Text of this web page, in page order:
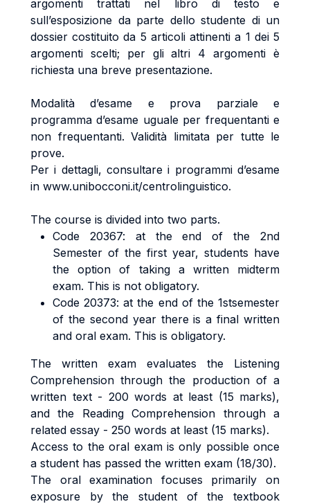
argomenti trattati nel libro di testo e
sull’esposizione da parte dello studente di un
dossier costituito da 5 articoli attinenti a 1 dei 5
argomenti scelti; per gli altri 4 argomenti è
richiesta una breve presentazione.
Modalità d’esame e prova parziale e
programma d’esame uguale per frequentanti e
non frequentanti. Validità limitata per tutte le
prove.
Per i dettagli, consultare i programmi d’esame
in www.unibocconi.it/centrolinguistico.
The course is divided into two parts.
Code 20367: at the end of the 2nd
Semester of the first year, students have
the option of taking a written midterm
exam. This is not obligatory.
Code 20373: at the end of the 1stsemester
of the second year there is a final written
and oral exam. This is obligatory.
The written exam evaluates the Listening
Comprehension through the production of a
written text - 200 words at least (15 marks),
and the Reading Comprehension through a
related essay - 250 words at least (15 marks).
Access to the oral exam is only possible once
a student has passed the written exam (18/30).
The oral examination focuses primarily on
exposure by the student of the textbook